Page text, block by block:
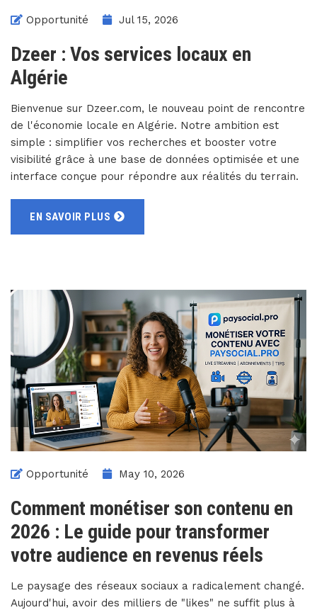
Opportunité Jul 15, 2026
Dzeer : Vos services locaux en
Algérie
Bienvenue sur Dzeer.com, le nouveau point de rencontre
de l'économie locale en Algérie. Notre ambition est
simple : simplifier vos recherches et booster votre
visibilité grâce à une base de données optimisée et une
interface conçue pour répondre aux réalités du terrain.
EN SAVOIR PLUS
Opportunité May 10, 2026
Comment monétiser son contenu en
2026 : Le guide pour transformer
votre audience en revenus réels
Le paysage des réseaux sociaux a radicalement changé.
Aujourd'hui, avoir des milliers de "likes" ne suffit plus à